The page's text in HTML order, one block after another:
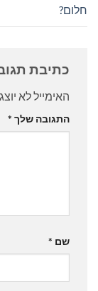
חלום?
כתיבת
האימייל לא
התגובה שלך *
שם *